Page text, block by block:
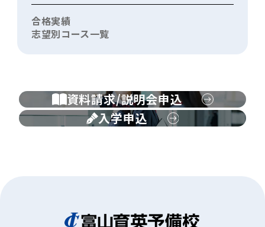
合格実績
志望別コース一覧
資料請求/説明会申込
入学申込